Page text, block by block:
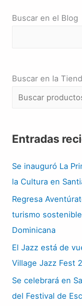
Buscar en el Blog
Buscar en la
Entradas
Se inauguró La
la Cultura en
Regresa
turismo
Dominicana
El Jazz está de
Village Jazz Fest
Se celebrará en
del Festival de